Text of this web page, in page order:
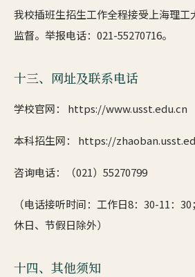
我校插班生招生工作全程接受上海理工
监督。举报电话：021-55270716。
十三、网址及联系电话
学校官网： https://www.usst.edu.cn
本科招生网： https://
咨询电话：（021）55270799
（电话接听时间：工作日8：30-11：
休日、节假日除外）
十四、其他须知